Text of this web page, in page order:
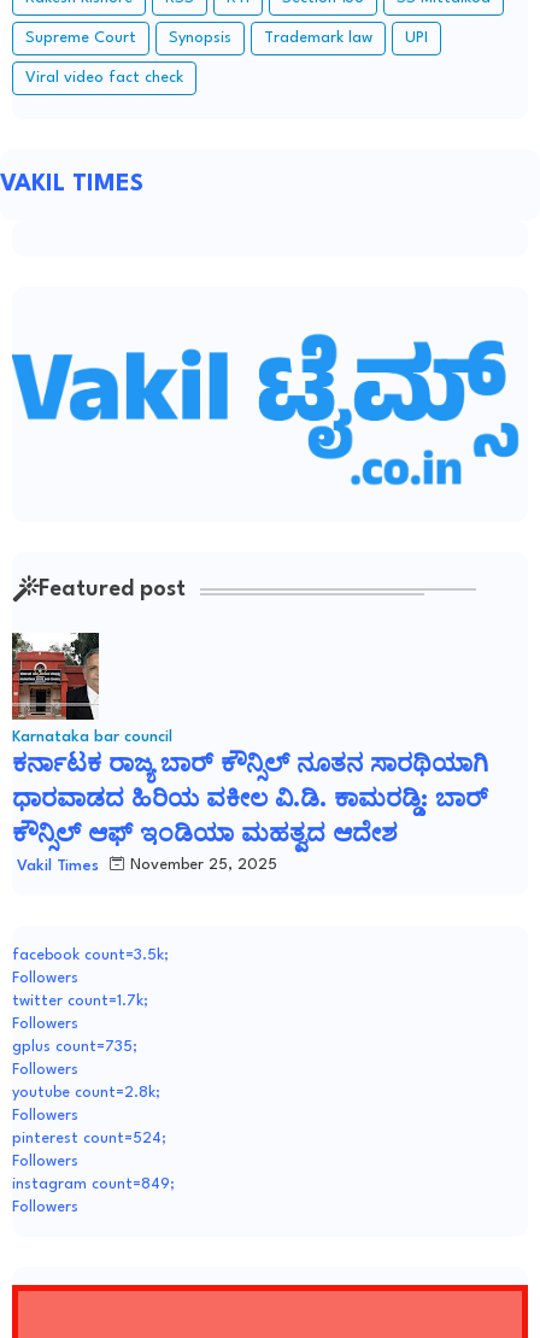
Supreme Court Synopsis Trademark law UPI
Viral video fact check
VAKIL TIMES
Featured post
Karnataka bar council
ಕರ್ನಾಟಕ ರಾಜ್ಯ ಬಾರ್ ಕೌನ್ಸಿಲ್ ನೂತನ ಸಾರಥಿಯಾಗಿ
ಧಾರವಾಡದ ಹಿರಿಯ ವಕೀಲ ವಿ.ಡಿ. ಕಾಮರಡ್ಡಿ: ಬಾರ್
ಕೌನ್ಸಿಲ್ ಆಫ್ ಇಂಡಿಯಾ ಮಹತ್ವದ ಆದೇಶ
Vakil Times November 25, 2025
facebook count=3.5k;
Followers
twitter count=1.7k;
Followers
gplus count=735;
Followers
youtube count=2.8k;
Followers
pinterest count=524;
Followers
instagram count=849;
Followers